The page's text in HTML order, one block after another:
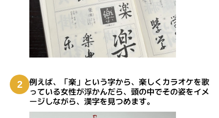
2
例えば、「楽」という字から、楽しくカラオケを歌
っている女性が浮かんだら、頭の中でその姿をイメ
ージしながら、漢字を見つめます。